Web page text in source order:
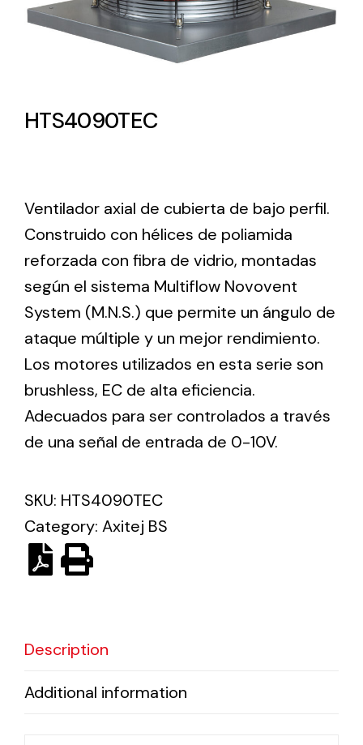
Lighting and Electrical
material for each project and need
Ventilación
Amplia gama de ventiladores y equipos de
ventilación industriales
Ventilation
The incorporation of Novovent into the group
Variedad de soluciones solares para todo tipo
de necesidades.
HTS4090TEC
Ventilador axial de cubierta de bajo perfil.
Construido con hélices de poliamida
reforzada con fibra de vidrio, montadas
según el sistema Multiflow Novovent
System (M.N.S.) que permite un ángulo de
ataque múltiple y un mejor rendimiento.
Los motores utilizados en esta serie son
brushless, EC de alta eficiencia.
Adecuados para ser controlados a través
de una señal de entrada de 0-10V.
SKU: HTS4090TEC
Category: Axitej BS
Description
Additional information